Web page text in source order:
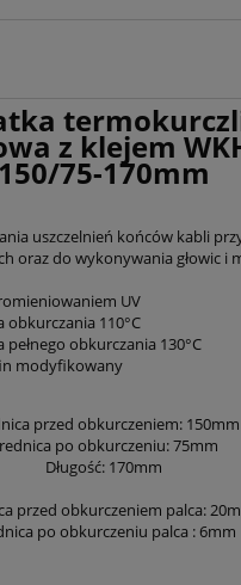
z klejem
150/75-170mm
uszczelnień końców kabli
oraz do wykonywania głowic i
UV
110°C
obkurczania 130°C
modyfikowany
przed obkurczeniem: 150mm
po obkurczeniu: 75mm
Długość: 170mm
przed obkurczeniem palca:
po obkurczeniu palca : 6mm